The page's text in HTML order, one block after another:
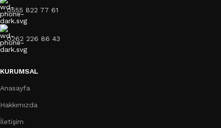
0555 822 77 61
0262 226 86 43
KURUMSAL
Anasayfa
Hakkımızda
İletişim